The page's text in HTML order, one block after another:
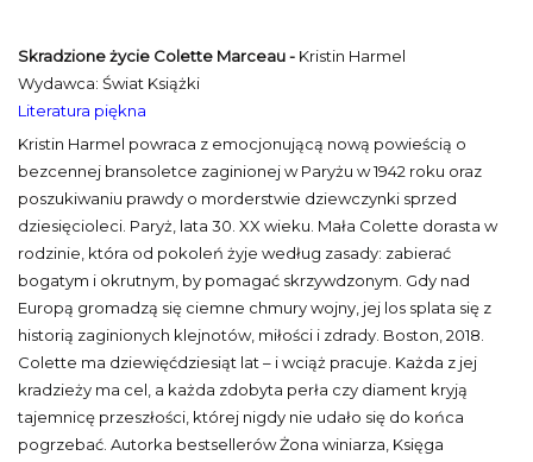
Skradzione życie Colette Marceau - Kristin Harmel
Wydawca: Świat Książki
Literatura piękna
Kristin Harmel powraca z emocjonującą nową powieścią o
bezcennej bransoletce zaginionej w Paryżu w 1942 roku oraz
poszukiwaniu prawdy o morderstwie dziewczynki sprzed
dziesięcioleci. Paryż, lata 30. XX wieku. Mała Colette dorasta w
rodzinie, która od pokoleń żyje według zasady: zabierać
bogatym i okrutnym, by pomagać skrzywdzonym. Gdy nad
Europą gromadzą się ciemne chmury wojny, jej los splata się z
historią zaginionych klejnotów, miłości i zdrady. Boston, 2018.
Colette ma dziewięćdziesiąt lat – i wciąż pracuje. Każda z jej
kradzieży ma cel, a każda zdobyta perła czy diament kryją
tajemnicę przeszłości, której nigdy nie udało się do końca
pogrzebać. Autorka bestsellerów Żona winiarza, Księga